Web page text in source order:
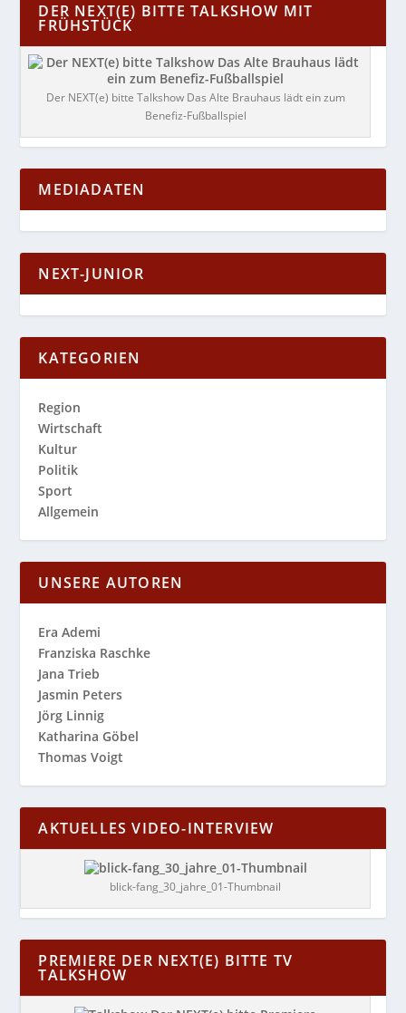
DER NEXT(E) BITTE TALKSHOW MIT
FRÜHSTÜCK
Der NEXT(e) bitte Talkshow Das Alte Brauhaus lädt ein zum
Benefiz-Fußballspiel
MEDIADATEN
NEXT-JUNIOR
KATEGORIEN
Region
Wirtschaft
Kultur
Politik
Sport
Allgemein
UNSERE AUTOREN
Era Ademi
Franziska Raschke
Jana Trieb
Jasmin Peters
Jörg Linnig
Katharina Göbel
Thomas Voigt
AKTUELLES VIDEO-INTERVIEW
blick-fang_30_jahre_01-Thumbnail
PREMIERE DER NEXT(E) BITTE TV
TALKSHOW